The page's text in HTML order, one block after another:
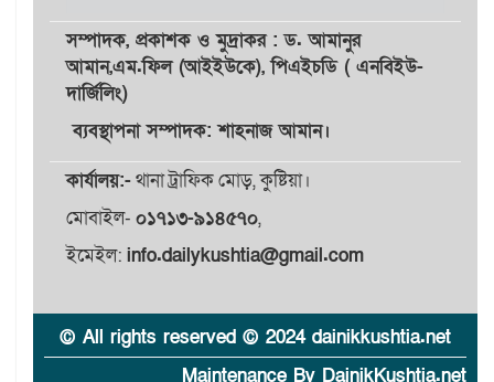
নিক্ষেপকারীরা ‘জারজ সন্তান’:
আমির হামজা
শিক্ষককে ঘিরে দেশব্যাপী গোপন
তৎপরতার অভিযোগ/ তদন্তে
গঠিত হলো উচ্চপর্যায়ের কমিটি
মাত্র ৯১ টন ভারতীয় মরিচেই
ভেঙে পড়ল বাজার/৪০০ টাকা
কেজি দাম কে ধরে রেখেছিল?
৮
জুলাই আন্দোলন ছিল সম্মিলিত,
লক্ষ্য হওয়া উচিত ঐক্য ও
রাষ্ট্রগঠন
সম্পাদক, প্রকাশকওমুদ্রাকর: ড. আমানুর
আমান,এম.ফিল (আইইউকে), পিএইচডি ( এনবিইউ-
দার্জিলিং)
ব্যবস্থাপনা সম্পাদক: শাহনাজ আমান।
কার্যালয়:-থানা ট্রাফিক মোড়, কুষ্টিয়া।
মোবাইল- ০১৭১৩-৯১৪৫৭০,
ইমেইল: info.dailykushtia@gmail.com
© All rights reserved © 2024 dainikkushtia.net
Maintenance By DainikKushtia.net